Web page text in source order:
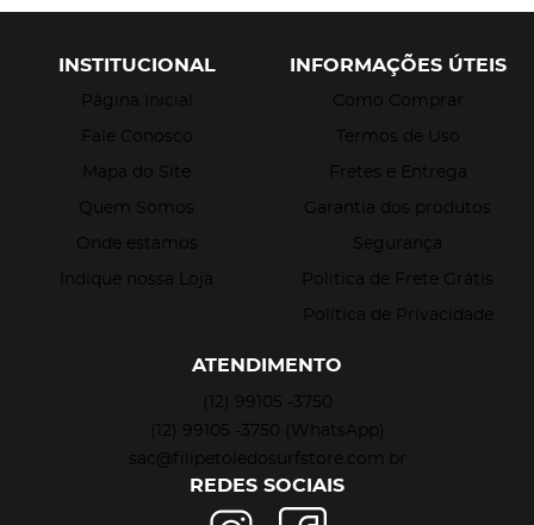
INSTITUCIONAL
Página Inicial
Fale Conosco
Mapa do Site
Quem Somos
Onde estamos
Indique nossa Loja
INFORMAÇÕES ÚTEIS
Como Comprar
Termos de Uso
Fretes e Entrega
Garantia dos produtos
Segurança
Politica de Frete Grátis
Política de Privacidade
ATENDIMENTO
(12) 99105 -3750
(12) 99105 -3750
(WhatsApp)
sac@filipetoledosurfstore.com.br
REDES SOCIAIS